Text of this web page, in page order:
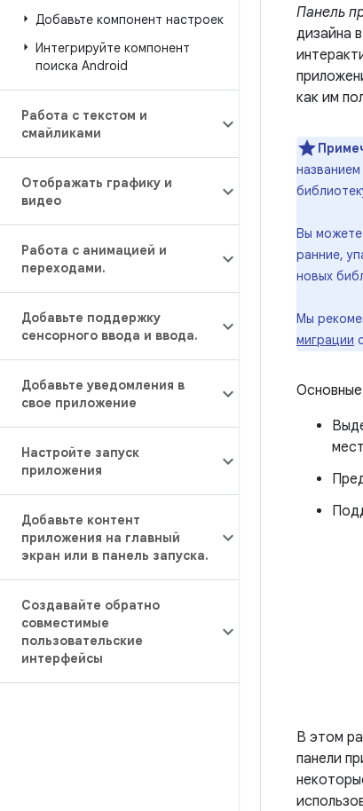
Добавьте компонент настроек
Интегрируйте компонент
поиска Android
Работа с текстом и
смайликами
Отображать графику и
видео
Работа с анимацией и
переходами.
Добавьте поддержку
сенсорного ввода и ввода.
Добавьте уведомления в
свое приложение
Настройте запуск
приложения
Добавьте контент
приложения на главный
экран или в панель запуска.
Создавайте обратно
совместимые
пользовательские
интерфейсы
Панель
дизайна
как им
названием
Вы можете
ранние,
новых
Мы
миграции
В этом
панели